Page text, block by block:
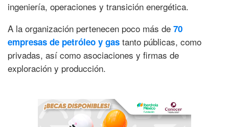
ingeniería, operaciones y transición energética.
A la organización pertenecen poco más de 70
empresas de petróleo y gas tanto públicas, como
privadas, así como asociaciones y firmas de
exploración y producción.